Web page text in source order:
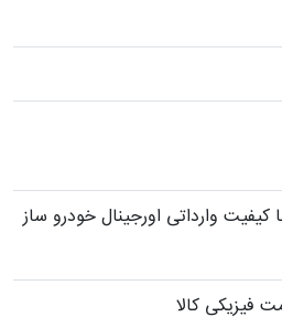
وارداتی اورجینال خودرو ساز
فیزیکی کالا